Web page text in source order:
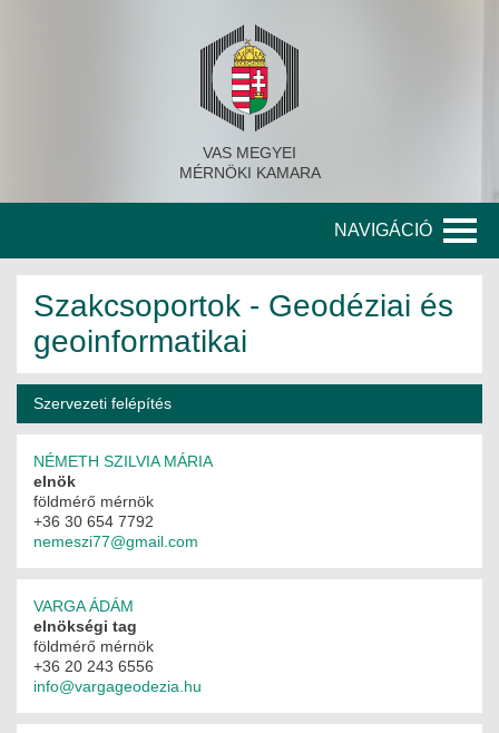
VAS MEGYEI
MÉRNÖKI KAMARA
NAVIGÁCIÓ
A KAMARA TÖRTÉNETE
SZERVEZETI FELÉPÍTÉS
KORÁBBI TISZTSÉGVISELŐK
MÉRNÖK ELŐDÖK
MŰKÖDÉS
JOGOSULTSÁGOK
IGAZGATÁSI, SZOLGÁLTATÁSI DÍJAK
SZABÁLYZATOK
Szakcsoportok - Geodéziai és
geoinformatikai
Szervezeti felépítés
NÉMETH SZILVIA MÁRIA
elnök
földmérő mérnök
+36 30 654 7792
nemeszi77@gmail.com
VARGA ÁDÁM
elnökségi tag
földmérő mérnök
+36 20 243 6556
info@vargageodezia.hu